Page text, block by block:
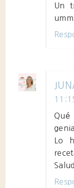
Un
Lo